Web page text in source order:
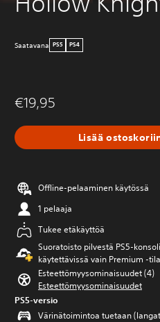
Saatavana PS5 PS4
€19,95
Lisää
Offline-pelaaminen käytössä
1 pelaaja
Tukee etäkäyttöä
Suoratoisto pilvestä PS5-
käytettävissä vain Premium
Esteettömyysominaisuudet (4)
Esteettömyysominaisuudet
PS5-versio
Värinätoimintoa tuetaan